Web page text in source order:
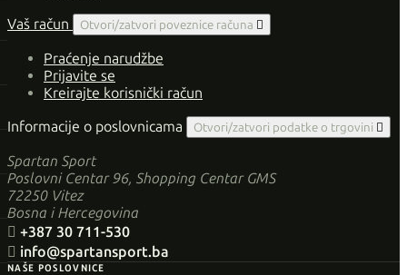
Vaš račun
Otvori/zatvori poveznice računa 
Praćenje narudžbe
Prijavite se
Kreirajte korisnički račun
Informacije o poslovnicama
Otvori/zatvori podatke o trgovini 
Spartan Sport
Poslovni Centar 96, Shopping Centar GMS
72250 Vitez
Bosna i Hercegovina
 +387 30 711-530
 info@spartansport.ba
NAŠE POSLOVNICE